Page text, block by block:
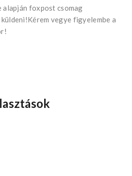
alapján foxpost csomag
vegye figyelembe a